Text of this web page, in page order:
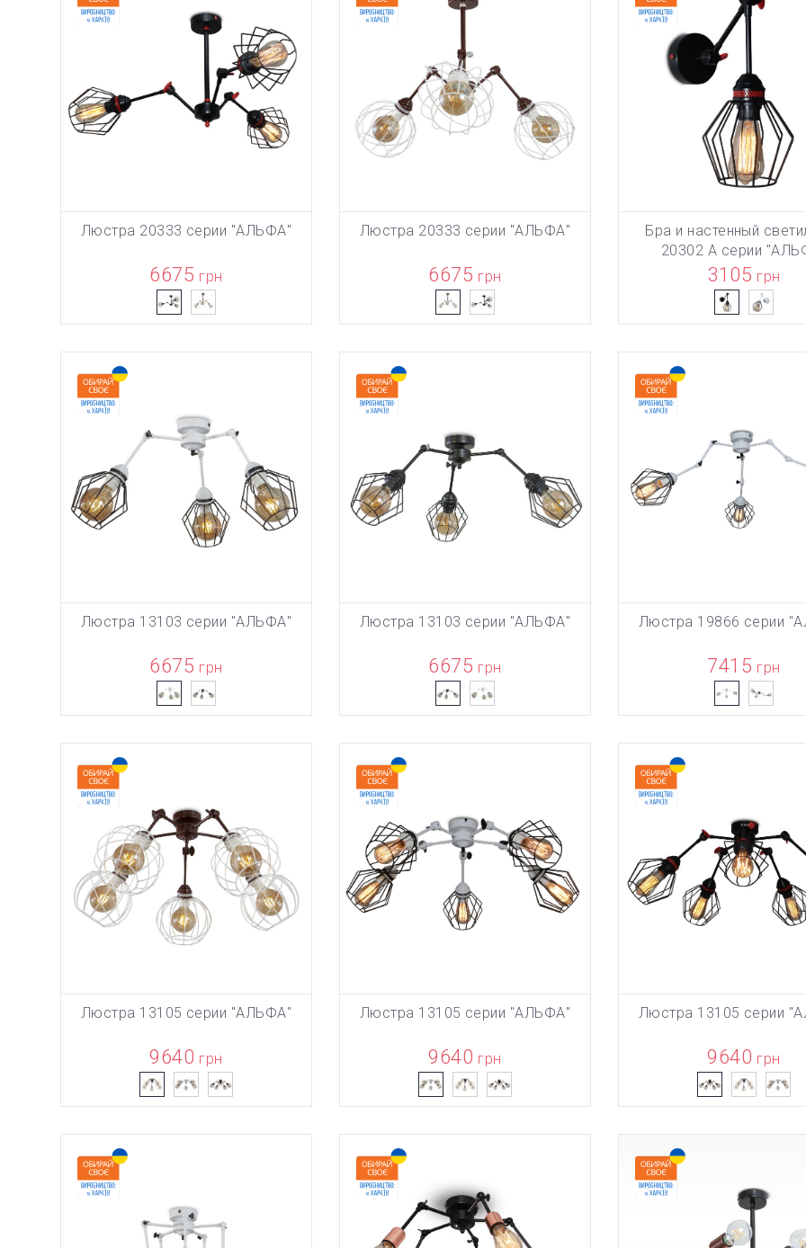
ТОВАР ДОБАВЛЕН В КОРЗИНУ
В КОРЗИНУ
Люстра 20333 серии "АЛЬФА"
6675 грн
ТОВАР ДОБАВЛЕН В
В КОРЗИНУ
Люстра 20333 серии "АЛЬФА"
6675 грн
В КОРЗИНУ
Бра и настенный
20302 А серии
3105 грн
ТОВАР ДОБАВЛЕН В КОРЗИНУ
В КОРЗИНУ
Люстра 13103 серии "АЛЬФА"
6675 грн
ТОВАР ДОБАВЛЕН В
В КОРЗИНУ
Люстра 13103 серии "АЛЬФА"
6675 грн
В КОРЗИНУ
Люстра 19866 серии
7415 грн
ТОВАР ДОБАВЛЕН В КОРЗИНУ
В КОРЗИНУ
Люстра 13105 серии "АЛЬФА"
9640 грн
ТОВАР ДОБАВЛЕН В
В КОРЗИНУ
Люстра 13105 серии "АЛЬФА"
9640 грн
В КОРЗИНУ
Люстра 13105 серии
9640 грн